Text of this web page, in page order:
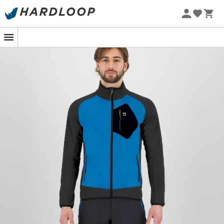
Promoções de verão 🔥 -5% EXTRA a partir de 2 produtos*